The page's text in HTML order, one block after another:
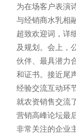
为在场客户表演
与经销商水乳相
超致欢迎词，详
及规划。会上，
伙伴、最具潜力
和证书。接近尾
经验交流互动环
就农资销售交流
营销高峰论坛最
非常关注的企业